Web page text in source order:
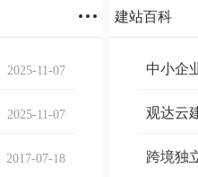
2025-11-07
2025-11-07
2017-07-18
建站百科
中小企
CMS 优
观达云
商独立
跨境独